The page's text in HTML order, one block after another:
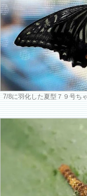
7/8に羽化した夏型７９号ち